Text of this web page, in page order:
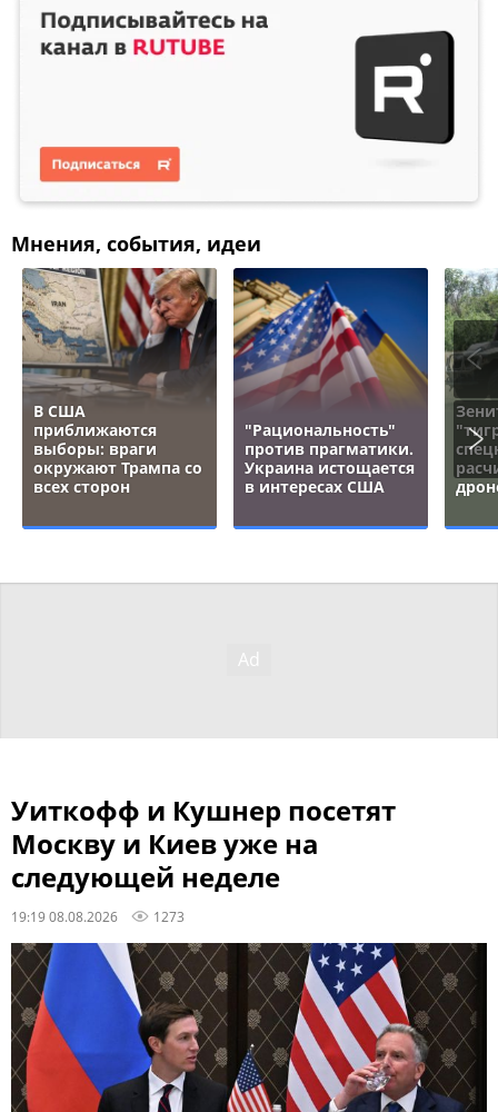
Мнения, события, идеи
В США
приближаются
выборы: враги
окружают Трампа со
всех сторон
"Рациональность"
против прагматики.
Украина истощается
в интересах США
Уиткофф и Кушнер посетят
Москву и Киев уже на
следующей неделе
19:19 08.08.2026 1273